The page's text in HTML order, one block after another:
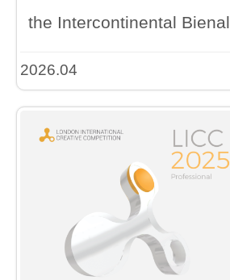
the Intercontinental Bienal
2026.04